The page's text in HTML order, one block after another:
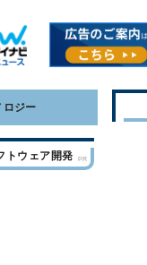
ロジー
トウェア開発